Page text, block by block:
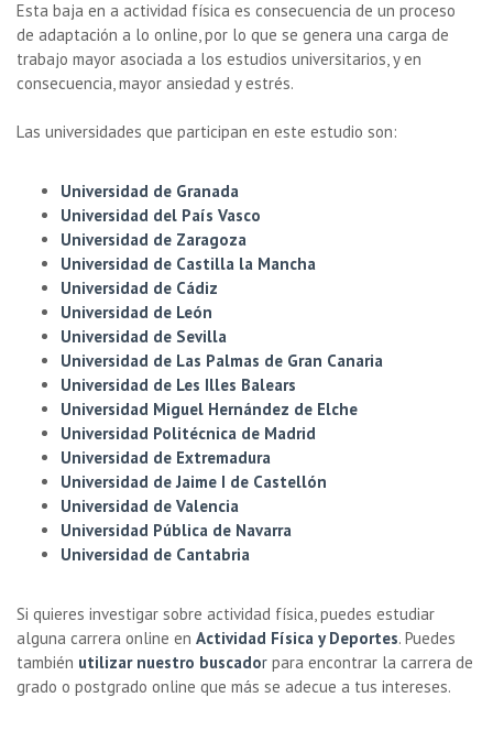
Esta baja en a actividad física es consecuencia de un proceso
de adaptación a lo online, por lo que se genera una carga de
trabajo mayor asociada a los estudios universitarios, y en
consecuencia, mayor ansiedad y estrés.
Las universidades que participan en este estudio son:
Universidad de Granada
Universidad del País Vasco
Universidad de Zaragoza
Universidad de Castilla la Mancha
Universidad de Cádiz
Universidad de León
Universidad de Sevilla
Universidad de Las Palmas de Gran Canaria
Universidad de Les Illes Balears
Universidad Miguel Hernández de Elche
Universidad Politécnica de Madrid
Universidad de Extremadura
Universidad de Jaime I de Castellón
Universidad de Valencia
Universidad Pública de Navarra
Universidad de Cantabria
Si quieres investigar sobre actividad física, puedes estudiar
alguna carrera online en Actividad Física y Deportes. Puedes
también utilizar nuestro buscador para encontrar la carrera de
grado o postgrado online que más se adecue a tus intereses.